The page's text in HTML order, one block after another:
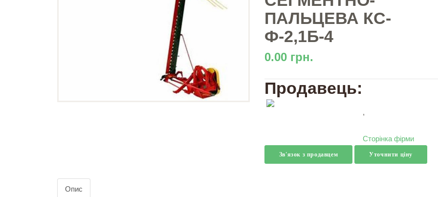
ПАЛЬЦЕВА КС-
Ф-2,1Б-4
0.00 грн.
Продавець:
,
Сторінка фірми
Зв'язок з продавцем Уточнити ціну
Опис